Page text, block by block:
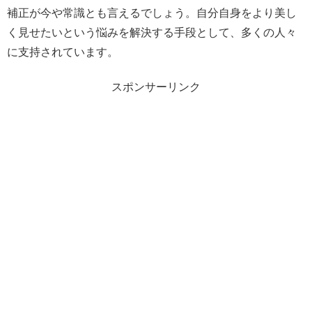
補正が今や常識とも言えるでしょう。自分自身をより美し
く見せたいという悩みを解決する手段として、多くの人々
に支持されています。
スポンサーリンク